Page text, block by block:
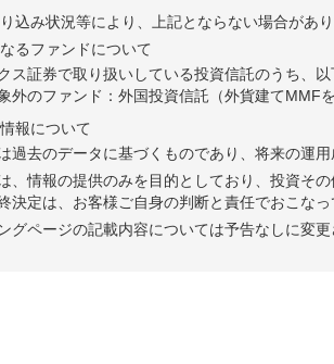
込み状況等により、上記とならない場合があ
るファンドについて
ス証券で取り扱いしている投資信託のうち、
外のファンド：外国投資信託（外貨建てMMF
報について
過去のデータに基づくものであり、将来の運
、情報の提供のみを目的としており、投資そ
決定は、お客様ご自身の判断と責任でおこな
グページの記載内容については予告なしに変